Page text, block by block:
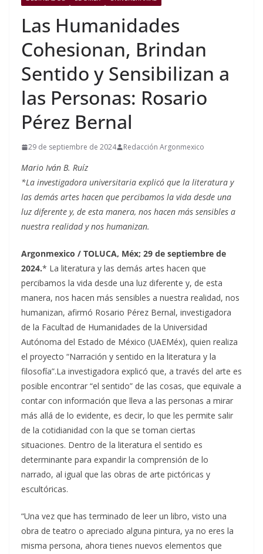
Las Humanidades
Cohesionan, Brindan
Sentido y Sensibilizan a
las Personas: Rosario
Pérez Bernal
29 de septiembre de 2024 Redacción Argonmexico
Mario Iván B. Ruíz
*La investigadora universitaria explicó que la literatura y
las demás artes hacen que percibamos la vida desde una
luz diferente y, de esta manera, nos hacen más sensibles a
nuestra realidad y nos humanizan.
Argonmexico / TOLUCA, Méx; 29 de septiembre de
2024.* La literatura y las demás artes hacen que
percibamos la vida desde una luz diferente y, de esta
manera, nos hacen más sensibles a nuestra realidad, nos
humanizan, afirmó Rosario Pérez Bernal, investigadora
de la Facultad de Humanidades de la Universidad
Autónoma del Estado de México (UAEMéx), quien realiza
el proyecto “Narración y sentido en la literatura y la
filosofía”.La investigadora explicó que, a través del arte es
posible encontrar “el sentido” de las cosas, que equivale a
contar con información que lleva a las personas a mirar
más allá de lo evidente, es decir, lo que les permite salir
de la cotidianidad con la que se toman ciertas
situaciones. Dentro de la literatura el sentido es
determinante para expandir la comprensión de lo
narrado, al igual que las obras de arte pictóricas y
escultóricas.
“Una vez que has terminado de leer un libro, visto una
obra de teatro o apreciado alguna pintura, ya no eres la
misma persona, ahora tienes nuevos elementos que